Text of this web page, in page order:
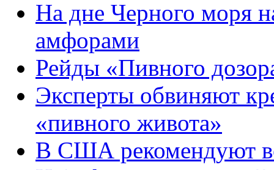
На дне Черного моря
амфорами
Рейды «Пивного
Эксперты обвиняют
«пивного живота»
В США рекомендуют